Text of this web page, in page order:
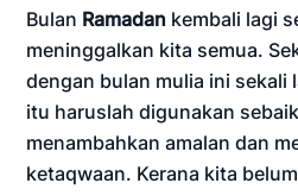
Bulan Ramadan kembali lagi
meninggalkan kita semua.
dengan bulan mulia ini sekali
itu haruslah digunakan
menambahkan amalan dan
ketaqwaan. Kerana kita